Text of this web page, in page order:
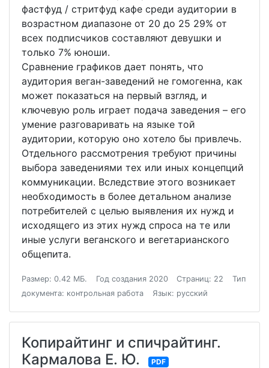
фастфуд / стритфуд кафе среди аудитории в
возрастном диапазоне от 20 до 25 29% от
всех подписчиков составляют девушки и
только 7% юноши.
Сравнение графиков дает понять, что
аудитория веган-заведений не гомогенна, как
может показаться на первый взгляд, и
ключевую роль играет подача заведения – его
умение разговаривать на языке той
аудитории, которую оно хотело бы привлечь.
Отдельного рассмотрения требуют причины
выбора заведениями тех или иных концепций
коммуникации. Вследствие этого возникает
необходимость в более детальном анализе
потребителей с целью выявления их нужд и
исходящего из этих нужд спроса на те или
иные услуги веганского и вегетарианского
общепита.
Размер: 0.42 МБ. Год создания 2020 Страниц: 22
Тип
документа: контрольная работа
Язык: русский
Копирайтинг и спичрайтинг.
Кармалова Е. Ю.
PDF